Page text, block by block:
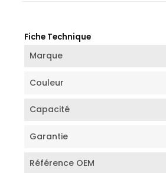
Fiche Technique
Marque
Couleur
Capacité
Garantie
Référence OEM